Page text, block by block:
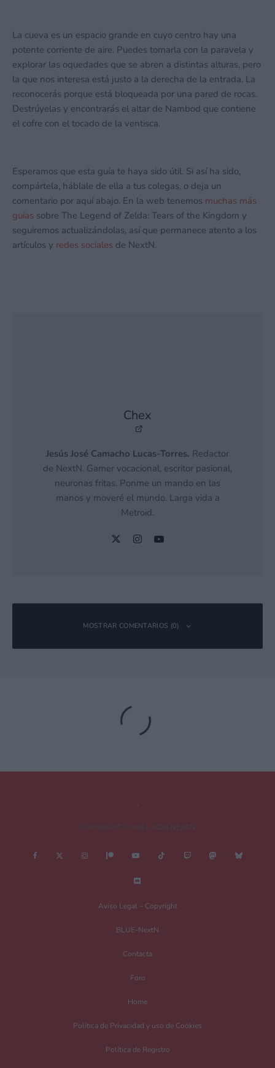
La cueva es un espacio grande en cuyo centro hay una
potente corriente de aire. Puedes tomarla con la paravela y
explorar las oquedades que se abren a distintas alturas, pero
la que nos interesa está justo a la derecha de la entrada. La
reconocerás porque está bloqueada por una pared de rocas.
Destrúyelas y encontrarás el altar de Nambod que contiene
el cofre con el tocado de la ventisca.
Esperamos que esta guía te haya sido útil. Si así ha sido,
compártela, háblale de ella a tus colegas, o deja un
comentario por aquí abajo. En la web tenemos muchas más
guías sobre The Legend of Zelda: Tears of the Kingdom y
seguiremos actualizándolas, así que permanece atento a los
artículos y redes sociales de NextN.
Chex
Jesús José Camacho Lucas-Torres. Redactor
de NextN. Gamer vocacional, escritor pasional,
neuronas fritas. Ponme un mando en las
manos y moveré el mundo. Larga vida a
Metroid.
MOSTRAR COMENTARIOS (0)
Tu dirección de correo electrónico no será publicada.
obligatorios están marcados con*
Guarda mi nombre, correo electrónico y web en este navegador para la
Aviso Legal – Copyright
BLUE-NextN
Contacta
Foro
Home
Política de Privacidad y uso de Cookies
Política de Registro